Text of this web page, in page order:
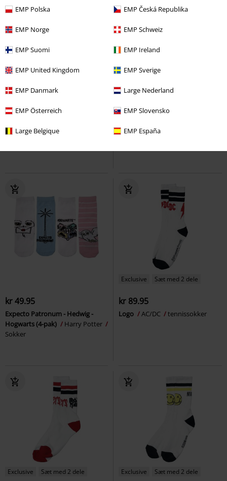
EMP Polska EMP Česká Republika
EMP Norge EMP Schweiz
EMP Suomi EMP Ireland
EMP United Kingdom EMP Sverige
EMP Danmark Large Nederland
EMP Österreich EMP Slovensko
Large Belgique EMP España
Nyhed
kr 149.95
sokker
Sokker
kr 199.95
Star Wars
Sokker
kr 49.95
Expecto Patronum - Hedwig -
Hogwarts (4-pak)
Harry Potter
Sokker
Exclusive Sæt med 2 dele
kr 89.95
Logo AC/DC tennissokker
Exclusive Sæt med 2 dele Exclusive Sæt med 2 dele